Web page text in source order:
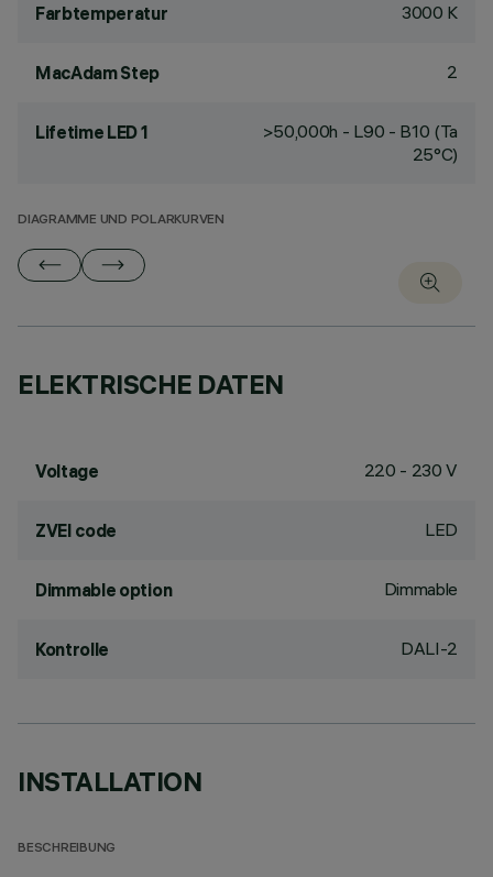
Farbtemperatur 3000 K
MacAdam Step 2
Lifetime LED 1
>50,000h - L90 - B10 (Ta
25°C)
DIAGRAMME UND POLARKURVEN
ELEKTRISCHE DATEN
Voltage 220 - 230 V
ZVEI code LED
Dimmable option Dimmable
Kontrolle DALI-2
INSTALLATION
BESCHREIBUNG